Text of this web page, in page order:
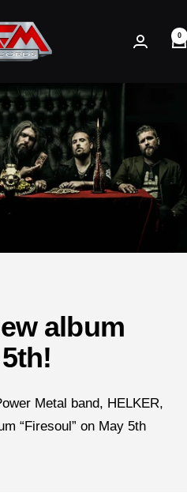
0
album
Metal band, HELKER,
“Firesoul” on May 5th